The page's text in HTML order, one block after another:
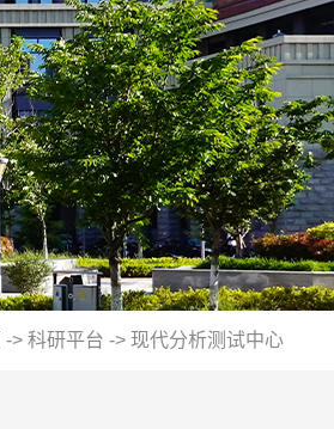
->科研平台 -> 现代分析测试中心